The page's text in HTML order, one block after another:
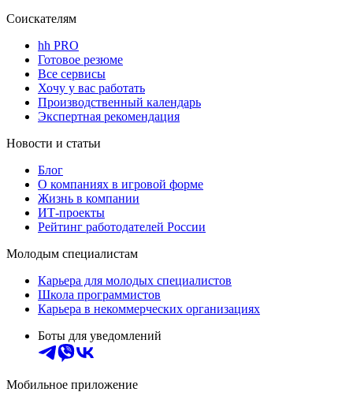
Соискателям
hh PRO
Готовое резюме
Все сервисы
Хочу у вас работать
Производственный календарь
Экспертная рекомендация
Новости и статьи
Блог
О компаниях в игровой форме
Жизнь в компании
ИТ-проекты
Рейтинг работодателей России
Молодым специалистам
Карьера для молодых специалистов
Школа программистов
Карьера в некоммерческих организациях
Боты для уведомлений
Мобильное приложение